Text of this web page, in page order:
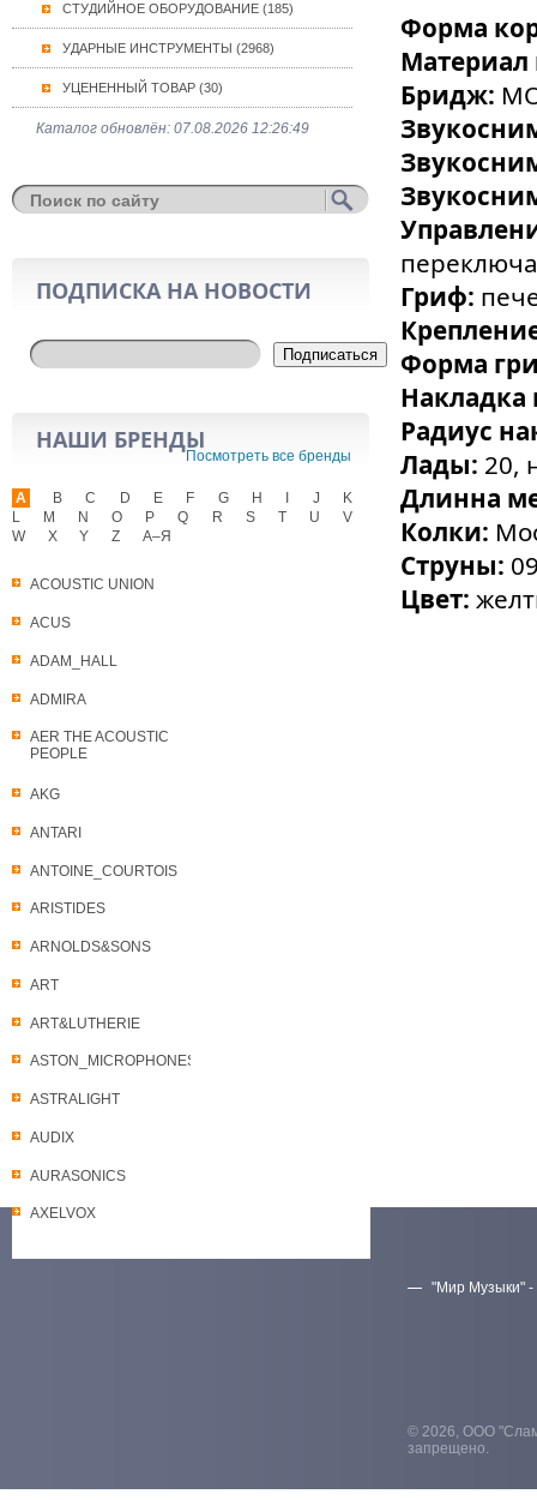
СТУДИЙНОЕ ОБОРУДОВАНИЕ (185)
УДАРНЫЕ ИНСТРУМЕНТЫ (2968)
УЦЕНЕННЫЙ ТОВАР (30)
Каталог обновлён: 07.08.2026 12:26:49
ПОДПИСКА НА НОВОСТИ
Подписаться
НАШИ БРЕНДЫ
Посмотреть все бренды
A
ACOUSTIC UNION
ACUS
ADAM_HALL
ADMIRA
AER THE ACOUSTIC
PEOPLE
AKG
ANTARI
ANTOINE_COURTOIS
ARISTIDES
ARNOLDS&SONS
ART
ART&LUTHERIE
ASTON_MICROPHONES
ASTRALIGHT
AUDIX
AURASONICS
AXELVOX
B C D E F G H J
K
L
M N O P Q R S T U
V
W
X Y Z А–Я
Форма
Материал
Бридж:
Гриф:
Форма
Радиус
Лады: 20,
Длинна
Колки:
Струны:
Цвет:
"Мир Музыки" -
© 2026, ООО
запрещено.